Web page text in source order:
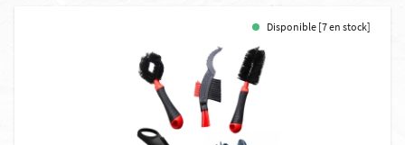
Disponible [7 en stock]